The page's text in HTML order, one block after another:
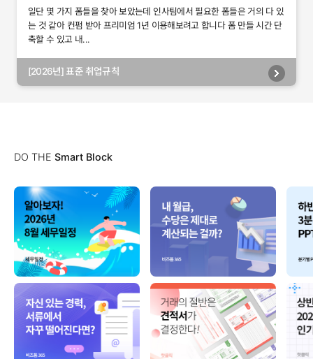
일단 몇 가지 폼들을 찾아 보았는데 인사팀에서 필요한 폼들은 거의 다 있
는 것 같아 컨펌 받아 프리미엄 1년 이용해보려고 합니다 폼 만들 시간 단
축할 수 있고 내...
[2026년] 표준 취업규칙
DO THE Smart Block